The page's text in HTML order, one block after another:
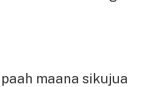
maana sikujua